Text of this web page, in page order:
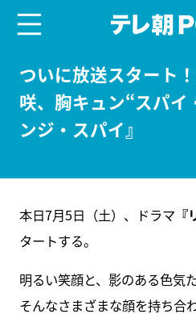
ついに放送スタート
咲、胸キュン“スパイ
ンジ・スパイ』
本日7月5日（土）、ドラマ
タートする。
明るい笑顔と、影のある色気
そんなさまざまな顔を持ち合